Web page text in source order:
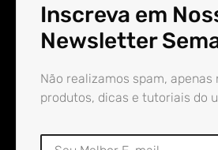
Inscreva em
Newsletter
Não realizamos spam, apenas
produtos, dicas e tutoriais do